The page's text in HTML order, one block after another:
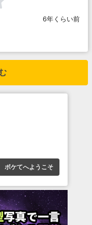
6年くらい前
ボケてへようこそ